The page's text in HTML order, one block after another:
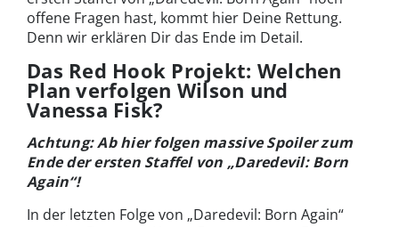
offene Fragen hast, kommt hier Deine Rettung.
Denn wir erklären Dir das Ende im Detail.
Das Red Hook Projekt: Welchen
Plan verfolgen Wilson und
Vanessa Fisk?
Achtung: Ab hier folgen massive Spoiler zum
Ende der ersten Staffel von „Daredevil: Born
Again“!
In der letzten Folge von „Daredevil: Born Again“